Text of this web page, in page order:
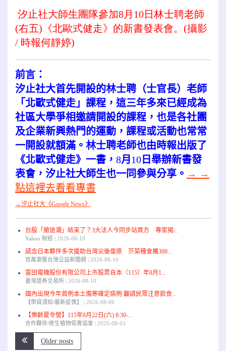
汐止社大師生 團隊參加8月10日林士聘老師
(右五)《北歐式健走》的新書發表會。(攝影
/ 時報何靜婷)
前言：
汐止社大首先開設的林士聘（士官長）老師
「北歐式健走」課程，這三年多來已經成為
社區大學爭相邀請開設的課程，也是各社團
及企業新興熱門的運動，課程或活動也常常
一開設就額滿。林士聘老師也由時報出版了
《北歐式健走》一書， 8月 10 日舉辦新書發
表會，汐止社大師生也一同參與分享。 → →
點這裡去看看專書
→汐止社大《Google News》
台股「撤退潮」結束了？3大法人今同步站買方 專家揭...
Yahoo 財經 2026-08-10
感念日本夥伴多次援助台灣災後復原 芥菜種會攜300...
百萬瀏覽台灣公益新聞網 2026-08-10
富田電機股份有限公司上市股票自本（115）年8月1...
臺灣證券交易所 2026-08-10
國內出現今年首例本土傷寒確定病例 籲請民眾注意飲食...
【學員須知/最新疫情】 2026-08-06
【樂齡夏令營】115年8月22日(六) 8:30-...
合作夥伴/原生植物保育協會 2026-08-03
Older posts